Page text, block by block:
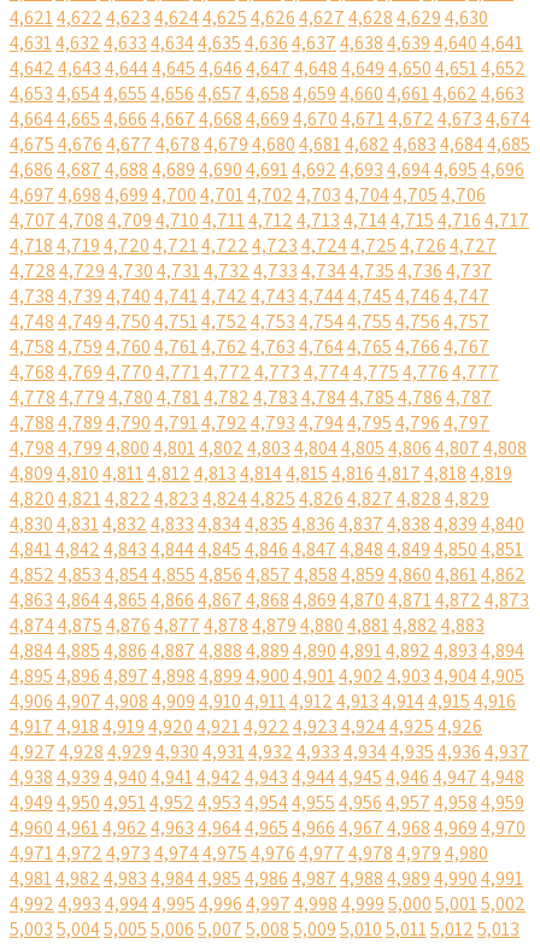
4,6214,6224,6234,6244,6254,6264,6274,6284,6294,630
4,6314,6324,6334,6344,6354,6364,6374,6384,6394,6404,641
4,6424,6434,6444,6454,6464,6474,6484,6494,6504,6514,652
4,6534,6544,6554,6564,6574,6584,6594,6604,6614,6624,663
4,6644,6654,6664,6674,6684,6694,6704,6714,6724,6734,674
4,6754,6764,6774,6784,6794,6804,6814,6824,6834,6844,685
4,6864,6874,6884,6894,6904,6914,6924,6934,6944,6954,696
4,6974,6984,6994,7004,7014,7024,7034,7044,7054,706
4,7074,7084,7094,7104,7114,7124,7134,7144,7154,7164,717
4,7184,7194,7204,7214,7224,7234,7244,7254,7264,727
4,7284,7294,7304,7314,7324,7334,7344,7354,7364,737
4,7384,7394,7404,7414,7424,7434,7444,7454,7464,747
4,7484,7494,7504,7514,7524,7534,7544,7554,7564,757
4,7584,7594,7604,7614,7624,7634,7644,7654,7664,767
4,7684,7694,7704,7714,7724,7734,7744,7754,7764,777
4,7784,7794,7804,7814,7824,7834,7844,7854,7864,787
4,7884,7894,7904,7914,7924,7934,7944,7954,7964,797
4,7984,7994,8004,8014,8024,8034,8044,8054,8064,8074,808
4,8094,8104,8114,8124,8134,8144,8154,8164,8174,8184,819
4,8204,8214,8224,8234,8244,8254,8264,8274,8284,829
4,8304,8314,8324,8334,8344,8354,8364,8374,8384,8394,840
4,8414,8424,8434,8444,8454,8464,8474,8484,8494,8504,851
4,8524,8534,8544,8554,8564,8574,8584,8594,8604,8614,862
4,8634,8644,8654,8664,8674,8684,8694,8704,8714,8724,873
4,8744,8754,8764,8774,8784,8794,8804,8814,8824,883
4,8844,8854,8864,8874,8884,8894,8904,8914,8924,8934,894
4,8954,8964,8974,8984,8994,9004,9014,9024,9034,9044,905
4,9064,9074,9084,9094,9104,9114,9124,9134,9144,9154,916
4,9174,9184,9194,9204,9214,9224,9234,9244,9254,926
4,9274,9284,9294,9304,9314,9324,9334,9344,9354,9364,937
4,9384,9394,9404,9414,9424,9434,9444,9454,9464,9474,948
4,9494,9504,9514,9524,9534,9544,9554,9564,9574,9584,959
4,9604,9614,9624,9634,9644,9654,9664,9674,9684,9694,970
4,9714,9724,9734,9744,9754,9764,9774,9784,9794,980
4,9814,9824,9834,9844,9854,9864,9874,9884,9894,9904,991
4,9924,9934,9944,9954,9964,9974,9984,9995,0005,0015,002
5,0035,0045,0055,0065,0075,0085,0095,0105,0115,0125,013